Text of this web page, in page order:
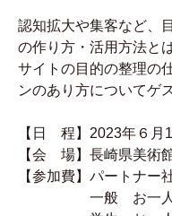
認知拡大や集客など、
の作り方・活用方法と
サイトの目的の整理の
ンのあり方についてゲ
【日 程】2023年６月
【会 場】長崎県美術
【参加費】パートナ
一般 お一人様